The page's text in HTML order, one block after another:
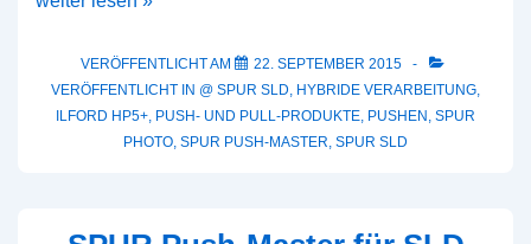
HP5+
Push-
VERÖFFENTLICHT AM
22. SEPTEMBER 2015
VERÖFFENTLICHT IN @ SPUR SLD HYBRIDE VERARBEITUNG
ILFORD HP5+ PUSH- UND PULL-PRODUKTE PUSHEN SPUR
PHOTO SPUR PUSH-MASTER SPUR SLD